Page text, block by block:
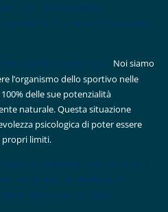
così, all’avanguardia
che si occupano di supportare
aziende è sostanziale. Noi siamo
l’organismo dello sportivo nelle
delle sue potenzialità
naturale. Questa situazione
psicologica di poter essere
propri limiti.
disposizione, così come per i
tutti gli altri, dal dilettante al
per lo sportivo “della